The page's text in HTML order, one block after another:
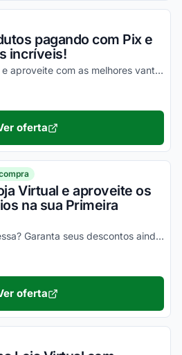
pagando com Pix e
incríveis!
Não fique de fora dessa e aproveite com as melhores vantagens!
oferta
Virtual e aproveite os
na sua Primeira
Você vai ficar de fora dessa? Garanta seus descontos ainda hoje e aproveite!
oferta